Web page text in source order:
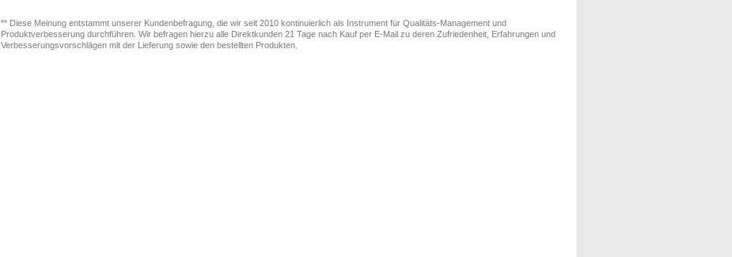
** Diese Meinung entstammt unserer Kundenbefragung, die wir seit 2010 kontinuierlich als Instrument für Qualitäts-Management und
Produktverbesserung durchführen. Wir befragen hierzu alle Direktkunden 21 Tage nach Kauf per E-Mail zu deren Zufriedenheit, Erfahrungen und
Verbesserungsvorschlägen mit der Lieferung sowie den bestellten Produkten.